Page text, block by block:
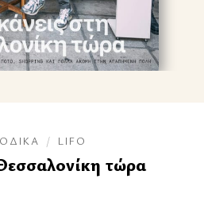
/ LIFO
τώρα